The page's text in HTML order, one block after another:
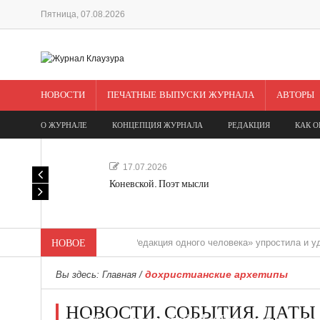
Пятница, 07.08.2026
НОВОСТИ ПЕЧАТНЫЕ ВЫПУСКИ ЖУРНАЛА АВТОРЫ
О ЖУРНАЛЕ КОНЦЕПЦИЯ ЖУРНАЛА РЕДАКЦИЯ КАК
17.07.2026
Коневской. Поэт мысли
НОВОЕ«Редакция одного человека» упростила и удешевила
Вы здесь: Главная/ дохристианские архетипы
НОВОСТИ. СОБЫТИЯ. ДАТЫ